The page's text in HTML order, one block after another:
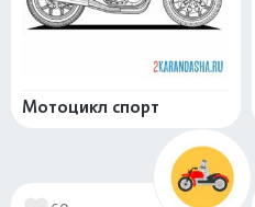
Мотоцикл спорт